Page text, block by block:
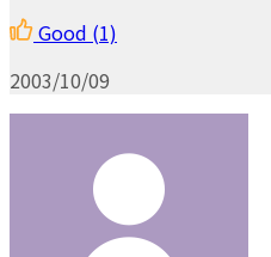
Good (1)
2003/10/09